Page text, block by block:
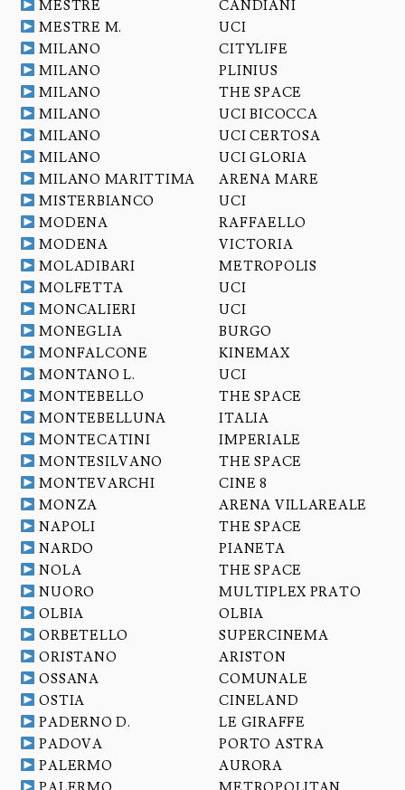
MESTRE
CANDIANI
MESTRE M.
UCI
MILANO
CITYLIFE
MILANO
PLINIUS
MILANO
THE SPACE
MILANO
UCI BICOCCA
MILANO
UCI CERTOSA
MILANO
UCI GLORIA
MILANO MARITTIMA
ARENA MARE
MISTERBIANCO
UCI
MODENA
RAFFAELLO
MODENA
VICTORIA
MOLADIBARI
METROPOLIS
MOLFETTA
UCI
MONCALIERI
UCI
MONEGLIA
BURGO
MONFALCONE
KINEMAX
MONTANO L.
UCI
MONTEBELLO
THE SPACE
MONTEBELLUNA
ITALIA
MONTECATINI
IMPERIALE
MONTESILVANO
THE SPACE
MONTEVARCHI
CINE 8
MONZA
ARENA VILLAREALE
NAPOLI
THE SPACE
NARDO
PIANETA
NOLA
THE SPACE
NUORO
MULTIPLEX PRATO
OLBIA
OLBIA
ORBETELLO
SUPERCINEMA
ORISTANO
ARISTON
OSSANA
COMUNALE
OSTIA
CINELAND
PADERNO D.
LE GIRAFFE
PADOVA
PORTO ASTRA
PALERMO
AURORA